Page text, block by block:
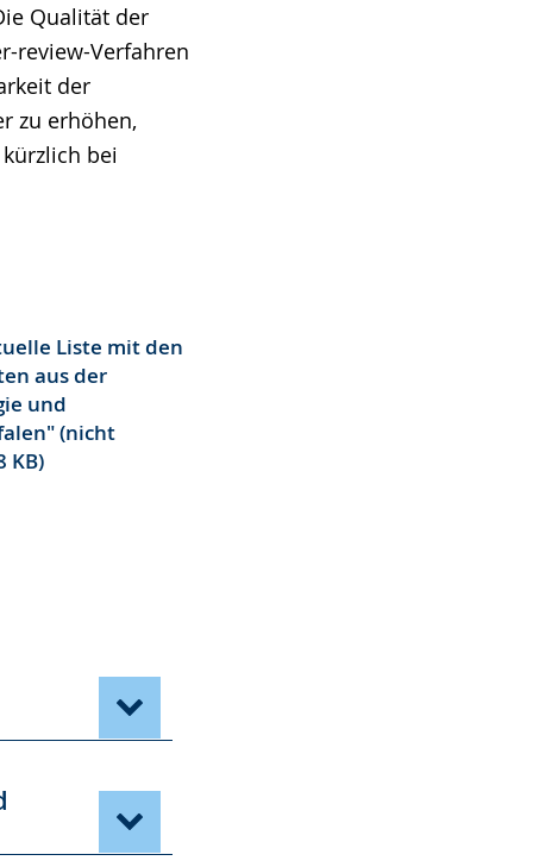
Qualität der
review-Verfahren
der
zu erhöhen,
bei
Liste mit den
aus der
und
(nicht
KB)